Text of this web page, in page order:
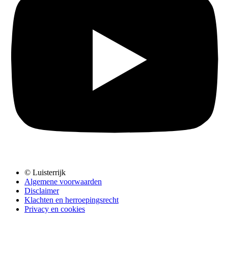
© Luisterrijk
Algemene voorwaarden
Disclaimer
Klachten en herroepingsrecht
Privacy en cookies